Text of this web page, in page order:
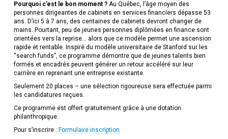
Pourquoi c’est le bon moment ?Au Québec, l’âge moyen des
personnes dirigeantes de cabinets en services financiers dépasse 53
ans. D’ici 5 à 7 ans, des centaines de cabinets devront changer de
mains. Pourtant, peu de jeunes personnes diplômées en finance sont
orientées vers la reprise… alors que ce modèle permet une ascension
rapide et rentable. Inspiré du modèle universitaire de Stanford sur les
“search funds”, ce programme démontre que de jeunes talents bien
formés et encadrés peuvent générer un retour accéléré sur leur
carrière en reprenant une entreprise existante.
Seulement 20 places – une sélection rigoureuse sera effectuée parmi
les candidatures reçues.
Ce programme est offert gratuitement grâce à une dotation
philanthropique.
Pour s’inscrire : Formulaire inscription